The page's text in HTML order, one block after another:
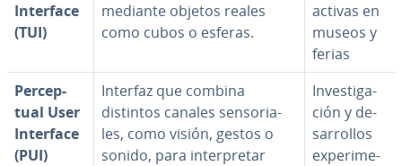
Interface
(TUI)
mediante objetos reales
como cubos o esferas.
ac­ti­vas en
museos y
ferias
Pe­r­ce­p­
tual User
Interface
(PUI)
Interfaz que combina
distintos canales se­n­so­ria­
les, como visión, gestos o
sonido, para in­te­r­pre­tar
In­ve­s­ti­ga­
ción y de­
sa­rro­llos
ex­pe­ri­me­